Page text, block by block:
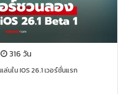
316 วัน
ล่นใน IOS 26.1 เวอร์ชั่นแรก